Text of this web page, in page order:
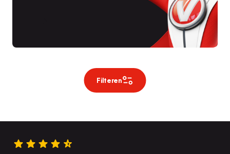
Filteren